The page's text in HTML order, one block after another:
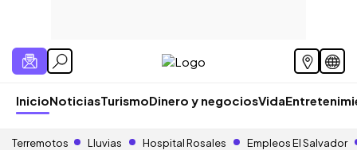
InicioNoticiasTurismoDinero y negociosVida
Terremotos Lluvias Hospital Rosales Empleos El Salvador